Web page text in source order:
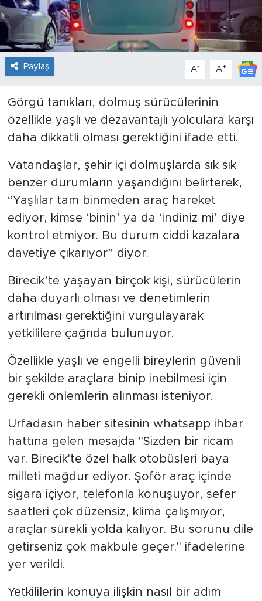
Paylaş A- A+
Görgü tanıkları, dolmuş sürücülerinin
özellikle yaşlı ve dezavantajlı yolculara karşı
daha dikkatli olması gerektiğini ifade etti.
Vatandaşlar, şehir içi dolmuşlarda sık sık
benzer durumların yaşandığını belirterek,
“Yaşlılar tam binmeden araç hareket
ediyor, kimse ‘binin’ ya da ‘indiniz mi’ diye
kontrol etmiyor. Bu durum ciddi kazalara
davetiye çıkarıyor” diyor.
Birecik’te yaşayan birçok kişi, sürücülerin
daha duyarlı olması ve denetimlerin
artırılması gerektiğini vurgulayarak
yetkililere çağrıda bulunuyor.
Özellikle yaşlı ve engelli bireylerin güvenli
bir şekilde araçlara binip inebilmesi için
gerekli önlemlerin alınması isteniyor.
Urfadasın haber sitesinin whatsapp ihbar
hattına gelen mesajda "Sizden bir ricam
var. Birecik'te özel halk otobüsleri baya
milleti mağdur ediyor. Şoför araç içinde
sigara içiyor, telefonla konuşuyor, sefer
saatleri çok düzensiz, klima çalışmıyor,
araçlar sürekli yolda kalıyor. Bu sorunu dile
getirseniz çok makbule geçer." ifadelerine
yer verildi.
Yetkililerin konuya ilişkin nasıl bir adım